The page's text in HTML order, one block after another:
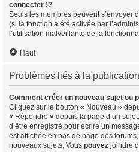
connecter !?
Seuls les membres peuvent s’envoyer
(si la fonction a été activée par
l’utilisation malveillante de la
Haut
Problèmes liés à la
Comment créer un nouveau sujet ou
Cliquez sur le bouton « Nouveau »
« Répondre » depuis la page d’un
d’être enregistré pour écrire un
est affichée en bas de page des
nouveaux sujets, Vous pouvez joindre